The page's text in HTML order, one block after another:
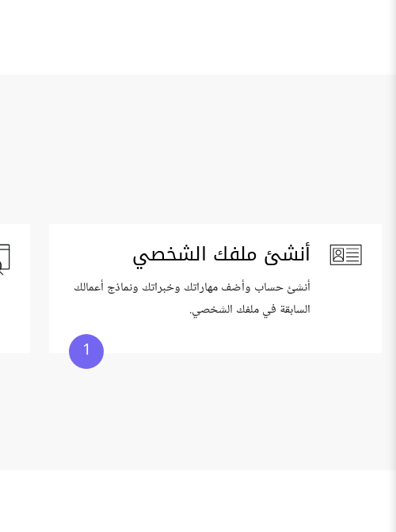
أنشئ ملفك الشخصي
أنشئ حساب وأضف مهاراتك وخبراتك ونماذج أعمالك
السابقة في ملفك الشخصي.
1